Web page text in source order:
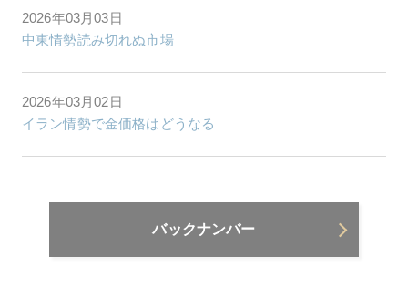
2026年03月03日
中東情勢読み切れぬ市場
2026年03月02日
イラン情勢で金価格はどうなる
バックナンバー